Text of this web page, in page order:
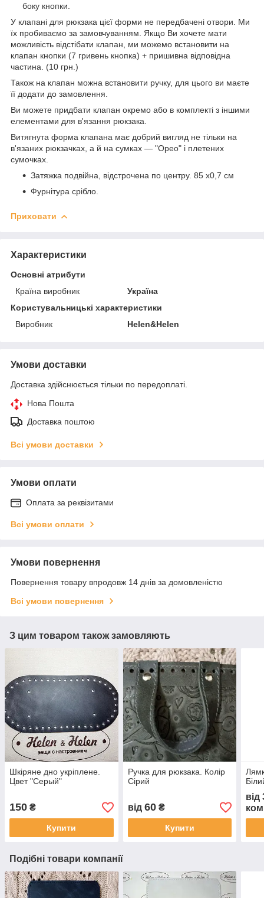
боку кнопки.
У клапані для рюкзака цієї форми не передбачені отвори. Ми
їх пробиваємо за замовчуванням. Якщо Ви хочете мати
можливість відстібати клапан, ми можемо встановити на
клапан кнопки (7 гривень кнопка) + пришивна відповідна
частина. (10 грн.)
Також на клапан можна встановити ручку, для цього ви маєте
її додати до замовлення.
Ви можете придбати клапан окремо або в комплекті з іншими
елементами для в'язання рюкзака.
Витягнута форма клапана має добрий вигляд не тільки на
в'язаних рюкзачках, а й на сумках — "Орео" і плетених
сумочках.
Затяжка подвійна, відстрочена по центру. 85 х0,7 см
Фурнітура срібло.
Приховати
Характеристики
Основні атрибути
Країна виробник
Україна
Користувальницькі характеристики
Виробник
Helen&Helen
Умови доставки
Доставка здійснюється тільки по передоплаті.
Нова Пошта
Доставка поштою
Всі умови доставки
Умови оплати
Оплата за реквізитами
Всі умови оплати
Умови повернення
Повернення товару впродовж 14 днів за домовленістю
Всі умови повернення
З цим товаром також замовляють
Шкіряне дно укріплене.
Цвет "Серый"
150 ₴
Купити
Ручка для рюкзака. Колір
Сірий
від 60₴
Купити
від
Подібні товари компанії